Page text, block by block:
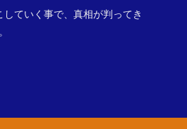
ていく事で、真相が判ってき